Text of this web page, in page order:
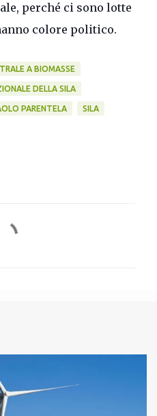
perché ci sono lotte
colore politico.
A BIOMASSE
DELLA SILA
PARENTELA SILA